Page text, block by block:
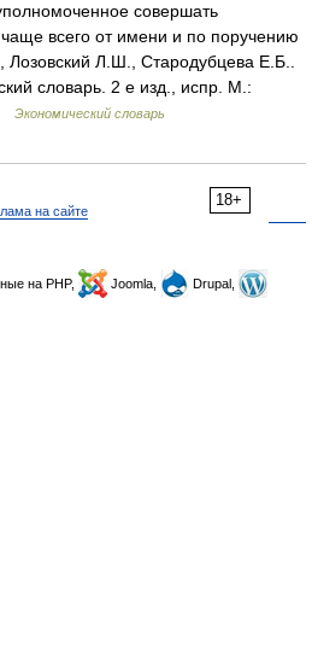
совершать
всего от имени и по поручению
Лозовский Л.Ш., Стародубцева Е.Б..
словарь. 2 е изд., испр. М.:
Экономический словарь
18+
на сайте
на PHP, Joomla,
Drupal,